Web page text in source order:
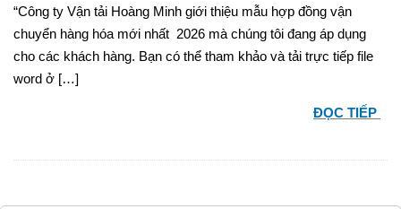
“Công ty Vận tải Hoàng Minh giới thiệu mẫu hợp đồng vận
chuyển hàng hóa mới nhất 2026 mà chúng tôi đang áp dụng
cho các khách hàng. Bạn có thể tham khảo và tải trực tiếp file
word ở […]
ĐỌC TIẾP